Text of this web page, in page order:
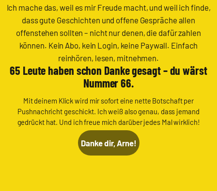
Ich mache das, weil es mir Freude macht, und weil ich finde,
dass gute Geschichten und offene Gespräche allen
offenstehen sollten – nicht nur denen, die dafür zahlen
können. Kein Abo, kein Login, keine Paywall. Einfach
reinhören, lesen, mitnehmen.
65 Leute haben schon Danke gesagt – du wärst
Nummer 66.
Mit deinem Klick wird mir sofort eine nette Botschaft per
Pushnachricht geschickt. Ich weiß also genau, dass jemand
gedrückt hat. Und ich freue mich darüber jedes Mal wirklich!
Danke dir, Arne!